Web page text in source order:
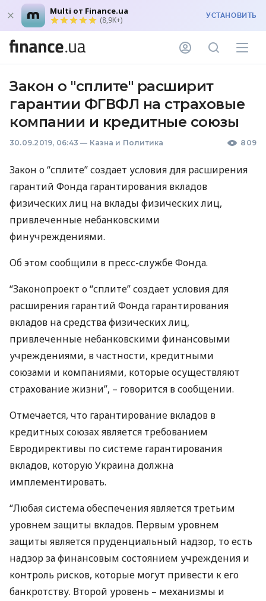
Multi от Finance.ua
(8,9K+) УСТАНОВИТЬ
Закон о "сплите" расширит
гарантии ФГВФЛ на страховые
компании и кредитные союзы
30.09.2019, 06:43 — Казна и Политика 809
Закон о “сплите” создает условия для расширения
гарантий Фонда гарантирования вкладов
физических лиц на вклады физических лиц,
привлеченные небанковскими
финучреждениями.
Об этом сообщили в пресс-службе Фонда.
“Законопроект о “сплите” создает условия для
расширения гарантий Фонда гарантирования
вкладов на средства физических лиц,
привлеченные небанковскими финансовыми
учреждениями, в частности, кредитными
союзами и компаниями, которые осуществляют
страхование жизни”, – говорится в сообщении.
Отмечается, что гарантирование вкладов в
кредитных союзах является требованием
Евродирективы по системе гарантирования
вкладов, которую Украина должна
имплементировать.
“Любая система обеспечения является третьим
уровнем защиты вкладов. Первым уровнем
защиты является пруденциальный надзор, то есть
надзор за финансовым состоянием учреждения и
контроль рисков, которые могут привести к его
банкротству. Второй уровень – механизмы и